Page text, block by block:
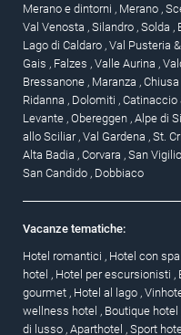
Merano e dintorni , Merano ,
Val Venosta , Silandro , Solda ,
Lago di Caldaro , Val Pusteria
Gais , Falzes , Valle Aurina ,
Bressanone , Maranza , Chiusa
Ridanna , Dolomiti , Catinaccio
Levante , Obereggen , Alpe di
allo Sciliar , Val Gardena , St.
Alta Badia , Corvara , San
San Candido , Dobbiaco
Vacanze tematiche:
Hotel romantici , Hotel con spa
hotel , Hotel per escursionisti ,
gourmet , Hotel al lago ,
wellness hotel , Boutique hotel
di lusso , Aparthotel , Sport